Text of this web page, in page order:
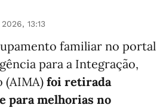
13:13
familiar no portal
para a Integração,
(AIMA)foi retirada
para melhorias no